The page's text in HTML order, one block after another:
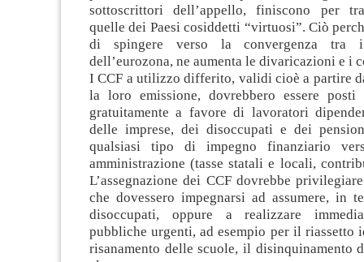
sottoscrittori dell’appello, finiscono per
quelle dei Paesi cosiddetti “virtuosi”. Ciò
di spingere verso la convergenza tra i
dell’eurozona, ne aumenta le divaricazioni e i
I CCF a utilizzo differito, validi cioè a partire
la loro emissione, dovrebbero essere
gratuitamente a favore di lavoratori
delle imprese, dei disoccupati e dei
qualsiasi tipo di impegno finanziario
amministrazione (tasse statali e locali,
L’assegnazione dei CCF dovrebbe
che dovessero impegnarsi ad assumere, in
disoccupati, oppure a realizzare
pubbliche urgenti, ad esempio per il riassetto
risanamento delle scuole, il disinquinamento